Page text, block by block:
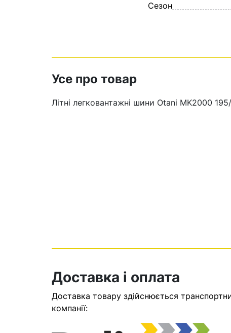
У кошику
Сезон
Усе про товар
Літні легковантажні шини Otani MK2000
Доставка і оплата
Доставка товару здійснюється
компанії: